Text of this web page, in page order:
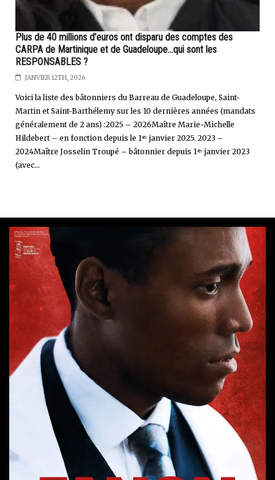
Plus de 40 millions d’euros ont disparu des comptes des
CARPA de Martinique et de Guadeloupe...qui sont les
RESPONSABLES ?
JANVIER 12TH, 2026
Voici la liste des bâtonniers du Barreau de Guadeloupe, Saint-
Martin et Saint-Barthélemy sur les 10 dernières années (mandats
généralement de 2 ans) :2025 – 2026Maître Marie-Michelle
Hildebert – en fonction depuis le 1ᵉʳ janvier 2025. 2023 –
2024Maître Josselin Troupé – bâtonnier depuis 1ᵉʳ janvier 2023
(avec...